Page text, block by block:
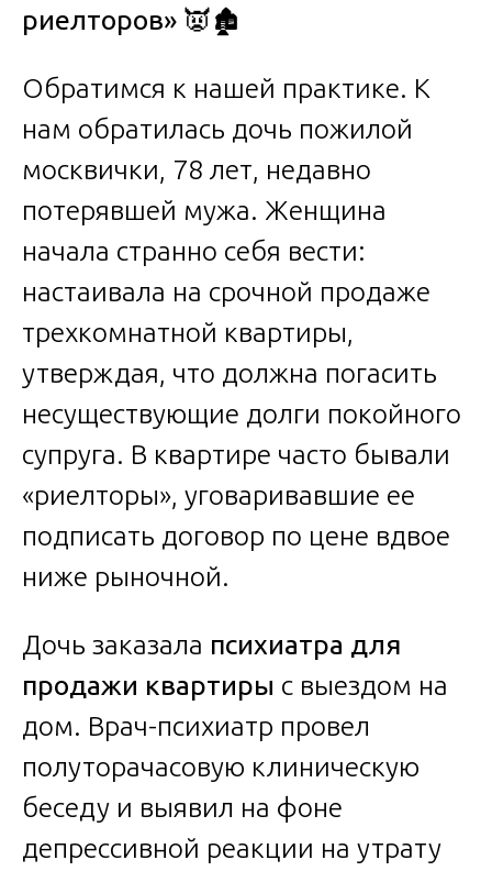
риелторов» 👿🏚️
Обратимся к нашей практике. К
нам обратилась дочь пожилой
москвички, 78 лет, недавно
потерявшей мужа. Женщина
начала странно себя вести:
настаивала на срочной продаже
трехкомнатной квартиры,
утверждая, что должна погасить
несуществующие долги покойного
супруга. В квартире часто бывали
«риелторы», уговаривавшие ее
подписать договор по цене вдвое
ниже рыночной.
Дочь заказала психиатра для
продажи квартиры с выездом на
дом. Врач-психиатр провел
полуторачасовую клиническую
беседу и выявил на фоне
депрессивной реакции на утрату